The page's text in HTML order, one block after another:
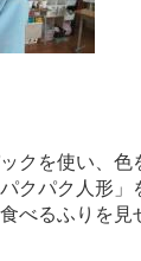
クを使い、色
クパク人形
べるふりを見